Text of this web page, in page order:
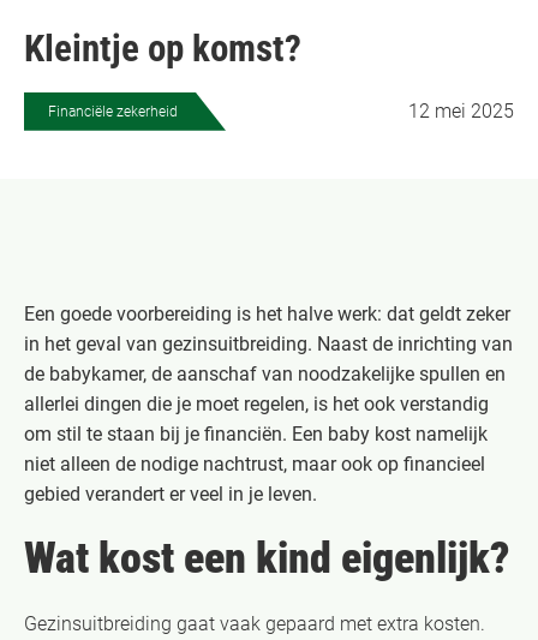
Kleintje op komst?
Financiële zekerheid 12 mei 2025
Een goede voorbereiding is het halve werk: dat geldt zeker
in het geval van gezinsuitbreiding. Naast de inrichting van
de babykamer, de aanschaf van noodzakelijke spullen en
allerlei dingen die je moet regelen, is het ook verstandig
om stil te staan bij je financiën. Een baby kost namelijk
niet alleen de nodige nachtrust, maar ook op financieel
gebied verandert er veel in je leven.
Wat kost een kind eigenlijk?
Gezinsuitbreiding gaat vaak gepaard met extra kosten.